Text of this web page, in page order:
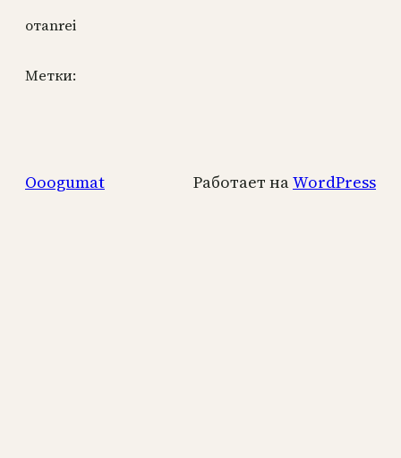
отanrei
Метки:
Ooogumat Работает наWordPress